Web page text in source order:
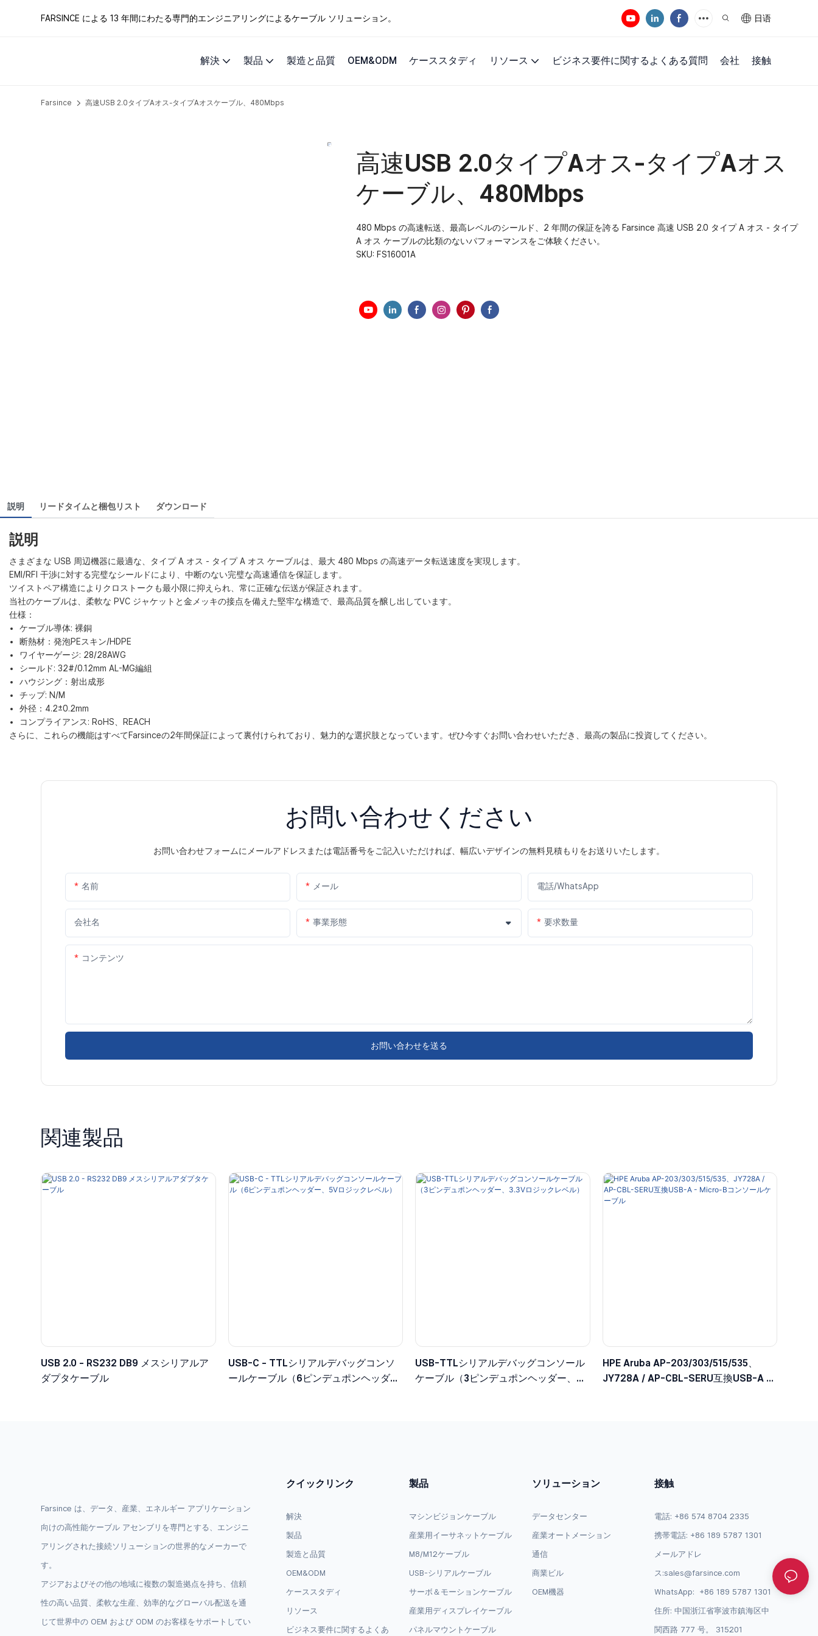
FARSINCE による 13 年間にわたる専門的エンジニアリングによるケーブル ソリューション。 日语
解決 製品 製造と品質 OEM&ODM ケーススタディ リソース ビジネス要件に関するよくある質問 会社 接触
Farsince 高速USB 2.0タイプAオス-タイプAオスケーブル、480Mbps
高速USB 2.0タイプAオス-タイプAオス
ケーブル、480Mbps
480 Mbps の高速転送、最高レベルのシールド、2 年間の保証を誇る Farsince 高速 USB 2.0 タイプ A オス - タイプ
A オス ケーブルの比類のないパフォーマンスをご体験ください。
SKU: FS16001A
説明 リードタイムと梱包リスト ダウンロード
説明
さまざまな USB 周辺機器に最適な、タイプ A オス - タイプ A オス ケーブルは、最大 480 Mbps の高速データ転送速度を実現します。
EMI/RFI 干渉に対する完璧なシールドにより、中断のない完璧な高速通信を保証します。
ツイストペア構造によりクロストークも最小限に抑えられ、常に正確な伝送が保証されます。
当社のケーブルは、柔軟な PVC ジャケットと金メッキの接点を備えた堅牢な構造で、最高品質を醸し出しています。
仕様：
ケーブル導体: 裸銅
断熱材：発泡PEスキン/HDPE
ワイヤーゲージ: 28/28AWG
シールド: 32#/0.12mm AL-MG編組
ハウジング：射出成形
チップ: N/M
外径：4.2±0.2mm
コンプライアンス: RoHS、REACH
さらに、これらの機能はすべてFarsinceの2年間保証によって裏付けられており、魅力的な選択肢となっています。ぜひ今すぐお問い合わせいただき、最高の製品に投資してください。
お問い合わせください
お問い合わせフォームにメールアドレスまたは電話番号をご記入いただければ、幅広いデザインの無料見積もりをお送りいたします。
名前 メール 電話/WhatsApp
会社名 事業形態 要求数量
コンテンツ
お問い合わせを送る
関連製品
USB 2.0 - RS232 DB9 メスシリアルア
ダプタケーブル
USB-C - TTLシリアルデバッグコンソ
ールケーブル（6ピンデュポンヘッダ
USB-TTLシリアルデバッグコンソール
ケーブル（3ピンデュポンヘッダー、
HPE Aruba AP-203/303/515/535、
JY728A / AP-CBL-SERU互換USB-A -
Farsince は、データ、産業、エネルギー アプリケーション
向けの高性能ケーブル アセンブリを専門とする、エンジニ
アリングされた接続ソリューションの世界的なメーカーで
す。
アジアおよびその他の地域に複数の製造拠点を持ち、信頼
性の高い品質、柔軟な生産、効率的なグローバル配送を通
じて世界中の OEM および ODM のお客様をサポ​​ートしてい
クイックリンク
解決
製品
製造と品質
OEM&ODM
ケーススタディ
リソース
ビジネス要件に関するよくあ
製品
マシンビジョンケーブル
産業用イーサネットケーブル
M8/M12ケーブル
USB-シリアルケーブル
サーボ＆モーションケーブル
産業用ディスプレイケーブル
パネルマウントケーブル
ソリューション
データセンター
産業オートメーション
通信
商業ビル
OEM機器
接触
電話: +86 574 8704 2335
携帯電話: +86 189 5787 1301
メールアドレ
ス:sales@farsince.com
WhatsApp: +86 189 5787 1301
住所: 中国浙江省寧波市鎮海区中
関西路 777 号。 315201